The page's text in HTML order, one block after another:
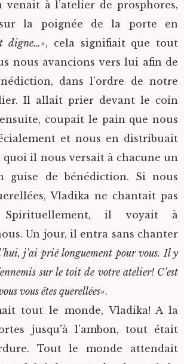
venait à l’atelier de prosphores,
la poignée de la porte en
digne…», cela signifiait que tout
nous avancions vers lui afin de
dans l’ordre de notre
Il allait prier devant le coin
coupait le pain que nous
et nous en distribuait
quoi il nous versait à chacune un
guise de bénédiction. Si nous
Vladika ne chantait pas
il voyait à
Un jour, il entra sans chanter
j’ai prié longuement pour vous. Il y
sur le toit de votre atelier! C’est
vous êtes querellées».
tout le monde, Vladika! A la
jusqu’à l’ambon, tout était
Tout le monde attendait